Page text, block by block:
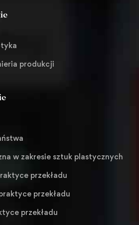
produkcji
w zakresie sztuk plastycznych
przekładu
przekładu
przekładu